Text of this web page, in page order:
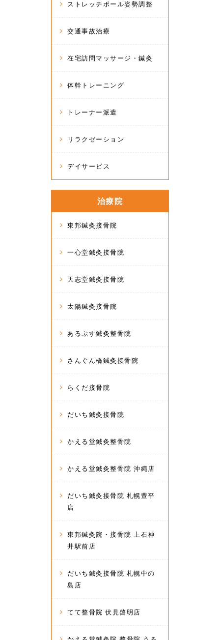
ストレッチポール姿勢調整
交通事故治療
在宅訪問マッサージ・鍼灸
体幹トレーニング
トレーナー派遣
リラクゼーション
デイサービス
治療院
東邦鍼灸接骨院
一心堂鍼灸接骨院
天志堂鍼灸接骨院
太陽鍼灸接骨院
あるぷす鍼灸整骨院
さんぐん橋鍼灸接骨院
らくだ接骨院
だいち鍼灸接骨院
かえる堂鍼灸整骨院
かえる堂鍼灸整骨院 沖縄店
だいち鍼灸接骨院 札幌豊平
店
東邦鍼灸院・接骨院 上石神
井駅前店
だいち鍼灸接骨院 札幌中の
島店
てて整骨院 伏見啓明店